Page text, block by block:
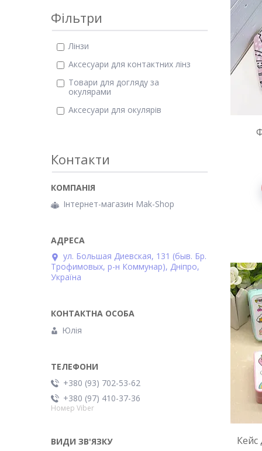
Кейс
Фільтри
Лінзи
Аксесуари для контактних лінз
Товари для догляду за
окулярами
Аксесуари для окулярів
Контакти
Інтернет-магазин Mak-Shop
ул. Большая Диевская, 131 (быв. Бр.
Трофимовых, р-н Коммунар), Дніпро,
Україна
Юлія
+380 (93) 702-53-62
+380 (97) 410-37-36
Номер Viber